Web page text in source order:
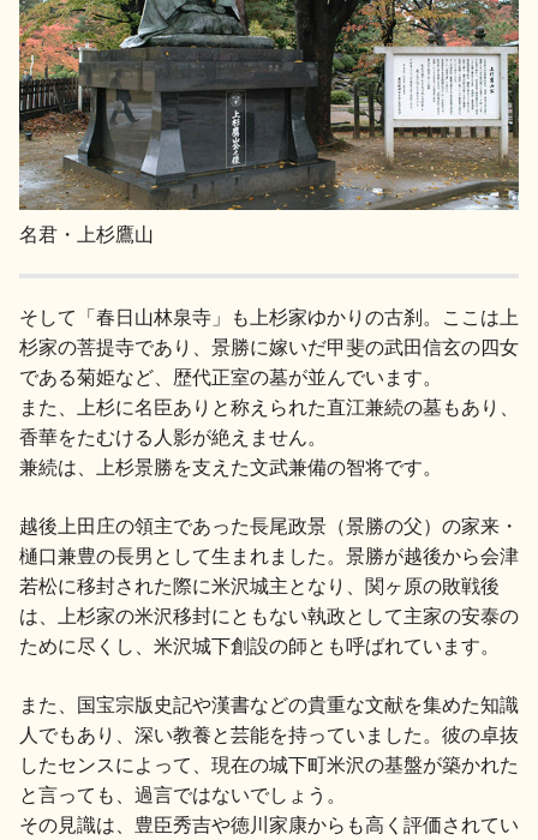
名君・上杉鷹山
そして「春日山林泉寺」も上杉家ゆかりの古刹。ここは上
杉家の菩提寺であり、景勝に嫁いだ甲斐の武田信玄の四女
である菊姫など、歴代正室の墓が並んでいます。
また、上杉に名臣ありと称えられた直江兼続の墓もあり、
香華をたむける人影が絶えません。
兼続は、上杉景勝を支えた文武兼備の智将です。
越後上田庄の領主であった長尾政景（景勝の父）の家来・
樋口兼豊の長男として生まれました。景勝が越後から会津
若松に移封された際に米沢城主となり、関ヶ原の敗戦後
は、上杉家の米沢移封にともない執政として主家の安泰の
ために尽くし、米沢城下創設の師とも呼ばれています。
また、国宝宗版史記や漢書などの貴重な文献を集めた知識
人でもあり、深い教養と芸能を持っていました。彼の卓抜
したセンスによって、現在の城下町米沢の基盤が築かれた
と言っても、過言ではないでしょう。
その見識は、豊臣秀吉や徳川家康からも高く評価されてい